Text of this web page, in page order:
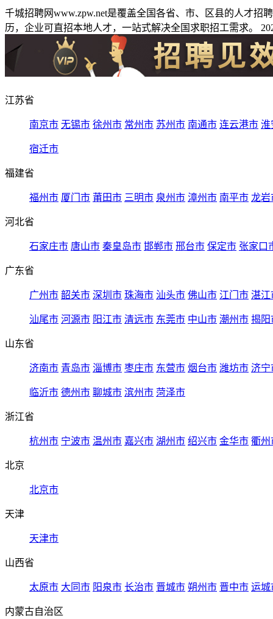
千城招聘网www.zpw.net是覆盖全国各省、市、区县的人才
历，企业可直招本地人才，一站式解决全国求职招工需求。
江苏省
南京市 无锡市 徐州市 常州市 苏州市 南通市 连云港市 淮
宿迁市
福建省
福州市 厦门市 莆田市 三明市 泉州市 漳州市 南平市 龙岩
河北省
石家庄市 唐山市 秦皇岛市 邯郸市 邢台市 保定市 张家口
广东省
广州市 韶关市 深圳市 珠海市 汕头市 佛山市 江门市 湛江
汕尾市 河源市 阳江市 清远市 东莞市 中山市 潮州市 揭阳
山东省
济南市 青岛市 淄博市 枣庄市 东营市 烟台市 潍坊市 济宁
临沂市 德州市 聊城市 滨州市 菏泽市
浙江省
杭州市 宁波市 温州市 嘉兴市 湖州市 绍兴市 金华市 衢州
北京
北京市
天津
天津市
山西省
太原市 大同市 阳泉市 长治市 晋城市 朔州市 晋中市 运城
内蒙古自治区